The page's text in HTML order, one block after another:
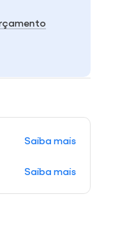
Saiba mais
Saiba mais